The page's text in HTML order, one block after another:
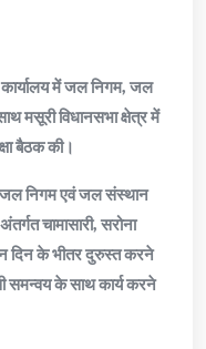
में जल निगम, जल
मसूरी विधानसभा क्षेत्र में
बैठक की।
जल निगम एवं जल संस्थान
चामासारी, सरोना
दिन के भीतर दुरुस्त करने
समन्वय के साथ कार्य करने